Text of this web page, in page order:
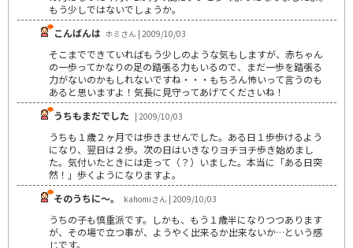
もう少しではないでしょうか。
こんばんは ホミさん | 2009/10/03
そこまでできていればもう少しのような気もしますが、赤ちゃん
の一歩ってかなりの足の踏張る力もいるので、まだ一歩を踏張る
力がないのかもしれないですね・・・もちろん怖いって言うのも
あると思いますよ！気長に見守ってあげてくださいね！
うちもまだでした | 2009/10/03
うちも１歳２ヶ月では歩きませんでした。ある日１歩歩けるよう
になり、翌日は２歩。次の日はいきなりヨチヨチ歩き始めまし
た。気付いたときには走って（？）いました。本当に「ある日突
然！」歩くようになりますよ。
そのうちに～。
kahomiさん | 2009/10/03
うちの子も慎重派です。しかも、もう１歳半になりつつあります
が、その場で立つ事が、ようやく出来るか出来ないか…という感
じです。